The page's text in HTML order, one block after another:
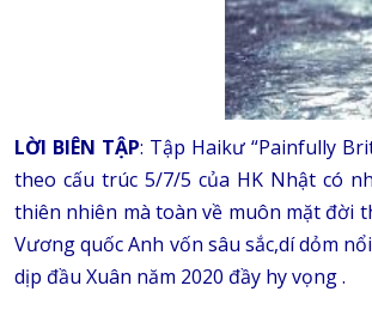
LỜI BIÊN TẬP: Tập Haikư “Painfully
theo cấu trúc 5/7/5 của HK Nhật có
thiên nhiên mà toàn về muôn mặt đời
Vương quốc Anh vốn sâu sắc,dí dỏm
dịp đầu Xuân năm 2020 đầy hy vọng .